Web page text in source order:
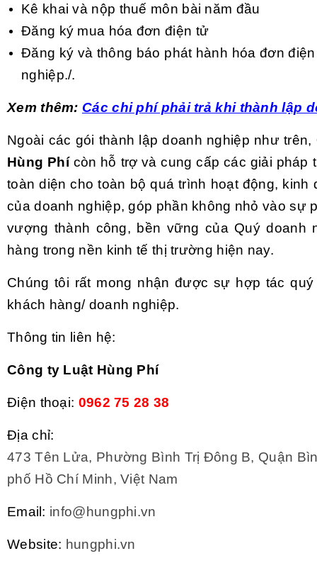
Kê khai và nộp thuế môn bài năm đầu
Đăng ký mua hóa đơn điện tử
Đăng ký và thông báo phát hành hóa đơn
nghiệp./.
Xem thêm: Các chi phí phải trả khi thành lập
Ngoài các gói thành lập doanh nghiệp như trên,
Hùng Phícòn hỗ trợ và cung cấp các giải pháp
toàn diện cho toàn bộ quá trình hoạt động, kinh
của doanh nghiệp, góp phần không nhỏ vào sự
vượng thành công, bền vững của Quý doanh
hàng trong nền kinh tế thị trường hiện nay.
Chúng tôi rất mong nhận được sự hợp tác
khách hàng/ doanh nghiệp.
Thông tin liên hệ:
Công ty Luật Hùng Phí
Điện thoại: 0962 75 28 38
Địa chỉ:
473 Tên Lửa, Phường Bình Trị Đông B, Quận
phố Hồ Chí Minh, Việt Nam
Email: info@hungphi.vn
Website: hungphi.vn